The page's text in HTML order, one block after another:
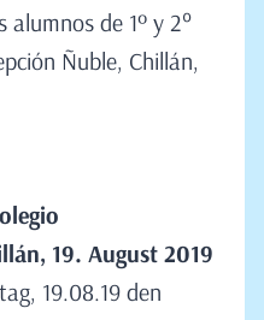
alumnos de 1º y 2°
Ñuble, Chillán,
19. August 2019
19.08.19 den